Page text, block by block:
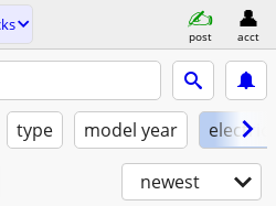
post acct
type model year electric
newest